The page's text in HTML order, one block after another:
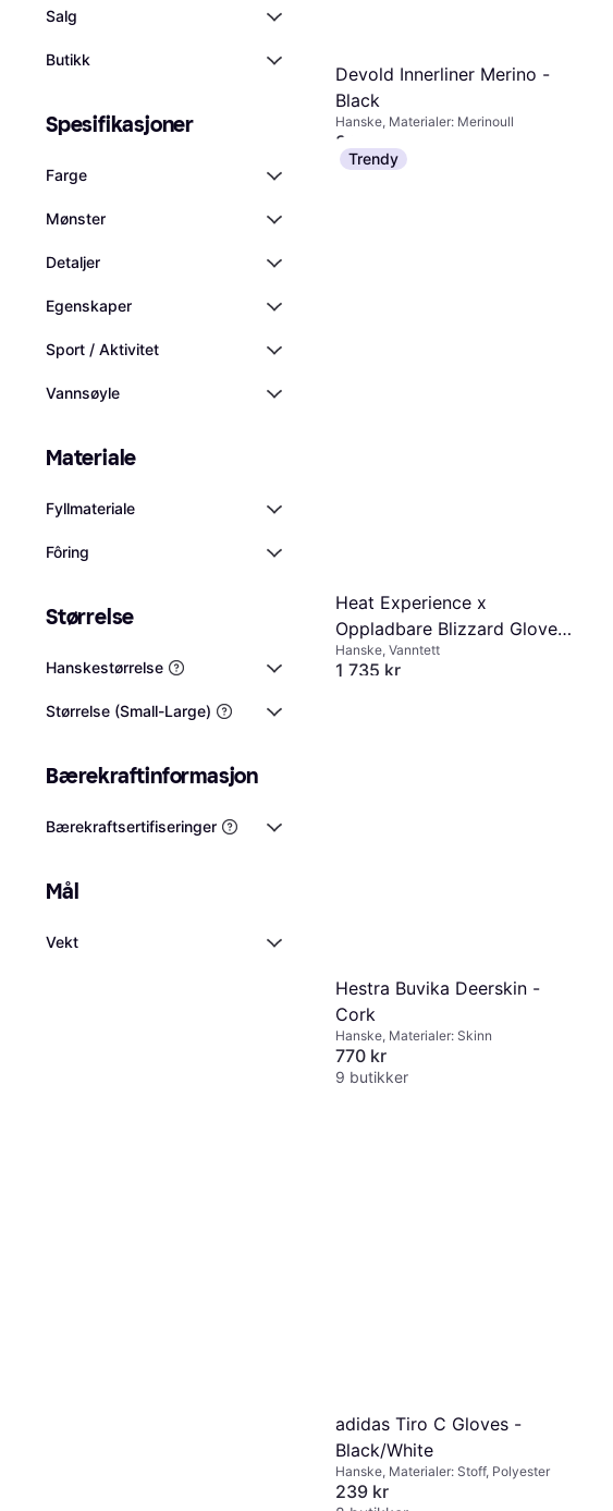
Salg
Butikk
Spesifikasjoner
Farge
Mønster
Detaljer
Egenskaper
Sport / Aktivitet
Vannsøyle
Materiale
Fyllmateriale
Fôring
Størrelse
Hanskestørrelse
Størrelse (Small-Large)
Bærekraftinformasjon
Bærekraftsertifiseringer
Mål
Vekt
Devold Innerliner Merino -
Black
Hanske, Materialer: Merinoull
349 kr
Eller 3 betalinger av 120 kr/mnd.
Trendy
Heat Experience x
Oppladbare Blizzard Gloves
- Black
Hanske, Vanntett
1 735 kr
Hestra Buvika Deerskin -
Cork
Hanske, Materialer: Skinn
770 kr
9 butikker
adidas Tiro C Gloves -
Black/White
Hanske, Materialer: Stoff, Polyester
239 kr